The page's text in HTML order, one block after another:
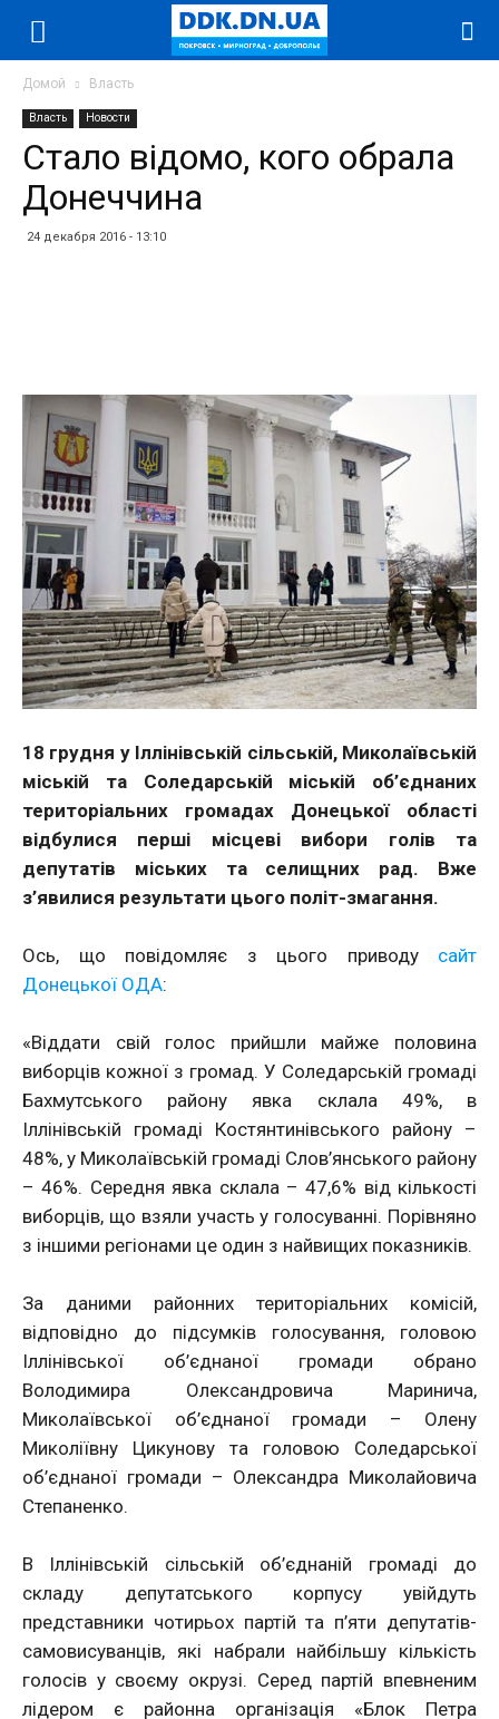
Домой Власть
Власть Новости
Стало відомо, кого обрала
Донеччина
24 декабря 2016 - 13:10
18 грудня у Іллінівській сільській, Миколаївській
міській та Соледарській міській об’єднаних
територіальних громадах Донецької області
відбулися перші місцеві вибори голів та
депутатів міських та селищних рад. Вже
з’явилися результати цього політ-змагання.
Ось, що повідомляє з цього приводу сайт
Донецької ОДА:
«Віддати свій голос прийшли майже половина
виборців кожної з громад. У Соледарській громаді
Бахмутського району явка склала 49%, в
Іллінівській громаді Костянтинівського району –
48%, у Миколаївській громаді Слов’янського району
– 46%. Середня явка склала – 47,6% від кількості
виборців, що взяли участь у голосуванні. Порівняно
з іншими регіонами це один з найвищих показників.
За даними районних територіальних комісій,
відповідно до підсумків голосування, головою
Іллінівської об’єднаної громади обрано
Володимира Олександровича Маринича,
Миколаївської об’єднаної громади – Олену
Миколіївну Цикунову та головою Соледарської
об’єднаної громади – Олександра Миколайовича
Степаненко.
В Іллінівській сільській об’єднаній громаді до
складу депутатського корпусу увійдуть
представники чотирьох партій та п’яти депутатів-
самовисуванців, які набрали найбільшу кількість
голосів у своєму окрузі. Серед партій впевненим
лідером є районна організація «Блок Петра